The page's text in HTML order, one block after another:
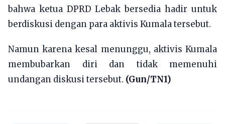
bahwa ketua DPRD Lebak bersedia hadir untuk
berdiskusi dengan para aktivis Kumala tersebut.
Namun karena kesal menunggu, aktivis Kumala
membubarkan diri dan tidak memenuhi
undangan diskusi tersebut. (Gun/TN1)